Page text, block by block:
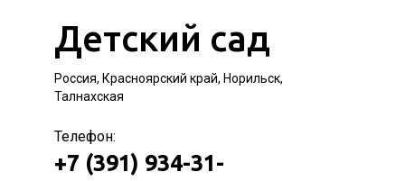
Детский сад
Россия, Красноярский край, Норильск,
Талнахская
Телефон:
+7 (391) 934-31-